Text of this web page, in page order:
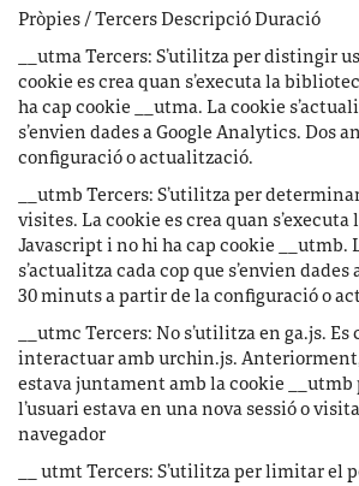
Pròpies / Tercers Descripció Duració
__utma Tercers: S’utilitza per distingir
cookie es crea quan s’executa la
ha cap cookie __utma. La cookie
s’envien dades a Google Analytics. Dos
configuració o actualització.
__utmb Tercers: S’utilitza per
visites. La cookie es crea quan
Javascript i no hi ha cap cookie __utmb.
s’actualitza cada cop que s’envien
30 minuts a partir de la configuració o
__utmc Tercers: No s’utilitza en ga.js. Es
interactuar amb urchin.js.
estava juntament amb la cookie
l’usuari estava en una nova sessió o
navegador
__ utmt Tercers: S’utilitza per limitar el